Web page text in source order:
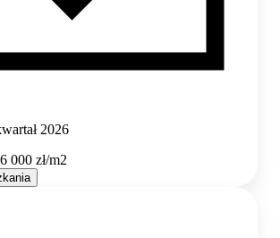
2026
000 zł/m2